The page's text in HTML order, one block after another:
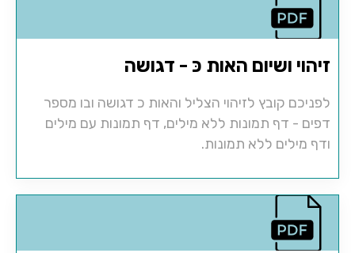
זיהוי ושיום האות כּ - דגושה
לפניכם קובץ לזיהוי הצליל והאות כ דגושה ובו מספר
דפים - דף תמונות ללא מילים, דף תמונות עם מילים
ודף מילים ללא תמונות.